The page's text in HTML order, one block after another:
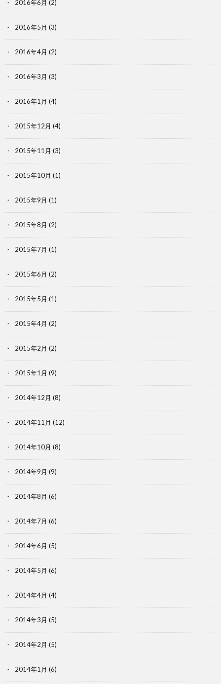
2016年6月 (2)
2016年5月 (3)
2016年4月 (2)
2016年3月 (3)
2016年1月 (4)
2015年12月 (4)
2015年11月 (3)
2015年10月 (1)
2015年9月 (1)
2015年8月 (2)
2015年7月 (1)
2015年6月 (2)
2015年5月 (1)
2015年4月 (2)
2015年2月 (2)
2015年1月 (9)
2014年12月 (8)
2014年11月 (12)
2014年10月 (8)
2014年9月 (9)
2014年8月 (6)
2014年7月 (6)
2014年6月 (5)
2014年5月 (6)
2014年4月 (4)
2014年3月 (5)
2014年2月 (5)
2014年1月 (6)